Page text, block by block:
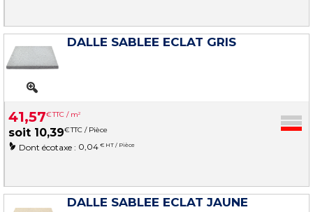
DALLE SABLEE ECLAT GRIS
41,57€TTC / m2
soit 10,39€TTC / Pièce
Dont écotaxe : 0,04 € HT / Pièce
DALLE SABLEE ECLAT JAUNE